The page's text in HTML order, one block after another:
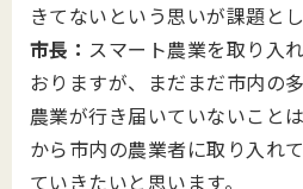
きてないという思いが課題と
市長： スマート農業を取り入
おりますが、まだまだ市内の
農業が行き届いていないこと
から市内の農業者に取り入れ
ていきたいと思います。